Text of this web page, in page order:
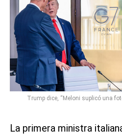
Trump dice, “Meloni suplicó una
La primera ministra